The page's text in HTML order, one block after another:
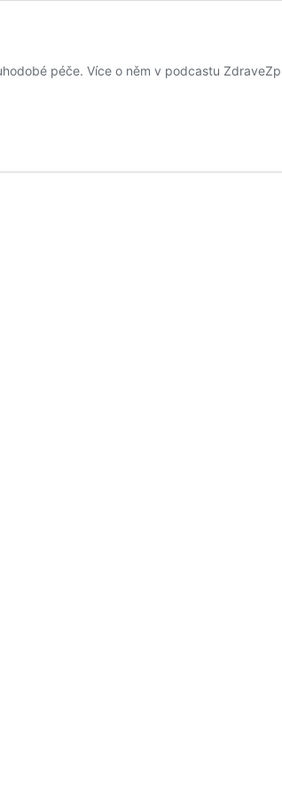
péče. Více o něm v podcastu